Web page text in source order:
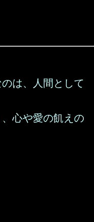
は、人間として
心や愛の飢えの